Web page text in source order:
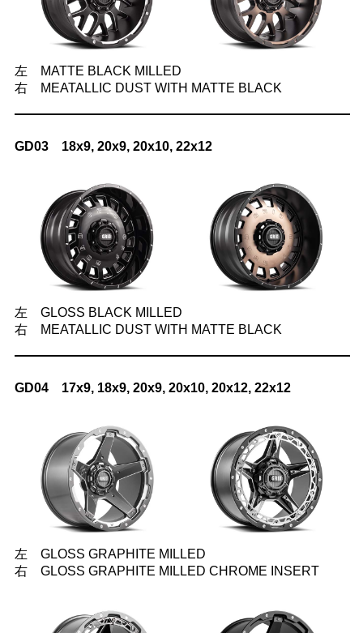
左 MATTE BLACK MILLED
右 MEATALLIC DUST WITH MATTE BLACK
GD03 18x9, 20x9, 20x10, 22x12
左 GLOSS BLACK MILLED
右 MEATALLIC DUST WITH MATTE BLACK
GD04 17x9, 18x9, 20x9, 20x10, 20x12, 22x12
左 GLOSS GRAPHITE MILLED
右 GLOSS GRAPHITE MILLED CHROME INSERT